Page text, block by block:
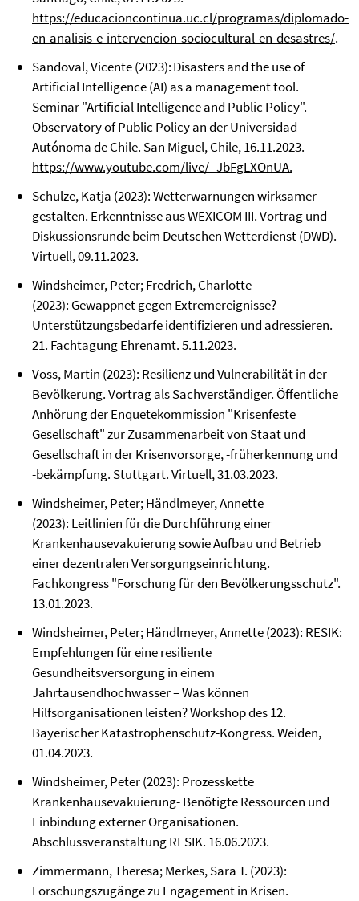
https://educacioncontinua.uc.cl/programas/diplomado-
en-analisis-e-intervencion-sociocultural-en-desastres/.
Sandoval, Vicente (2023): Disasters and the use of
Artificial Intelligence (AI) as a management tool.
Seminar "Artificial Intelligence and Public Policy".
Observatory of Public Policy an der Universidad
Autónoma de Chile. San Miguel, Chile, 16.11.2023.
https://www.youtube.com/live/_JbFgLXOnUA.
Schulze, Katja (2023): Wetterwarnungen wirksamer
gestalten. Erkenntnisse aus WEXICOM III. Vortrag und
Diskussionsrunde beim Deutschen Wetterdienst (DWD).
Virtuell, 09.11.2023.
Windsheimer, Peter; Fredrich, Charlotte
(2023): Gewappnet gegen Extremereignisse? -
Unterstützungsbedarfe identifizieren und adressieren.
21. Fachtagung Ehrenamt. 5.11.2023.
Voss, Martin (2023): Resilienz und Vulnerabilität in der
Bevölkerung. Vortrag als Sachverständiger. Öffentliche
Anhörung der Enquetekommission "Krisenfeste
Gesellschaft" zur Zusammenarbeit von Staat und
Gesellschaft in der Krisenvorsorge, -früherkennung und
-bekämpfung. Stuttgart. Virtuell, 31.03.2023.
Windsheimer, Peter; Händlmeyer, Annette
(2023): Leitlinien für die Durchführung einer
Krankenhausevakuierung sowie Aufbau und Betrieb
einer dezentralen Versorgungseinrichtung.
Fachkongress "Forschung für den Bevölkerungsschutz".
13.01.2023.
Windsheimer, Peter; Händlmeyer, Annette (2023): RESIK:
Empfehlungen für eine resiliente
Gesundheitsversorgung in einem
Jahrtausendhochwasser – Was können
Hilfsorganisationen leisten? Workshop des 12.
Bayerischer Katastrophenschutz-Kongress. Weiden,
01.04.2023.
Windsheimer, Peter (2023): Prozesskette
Krankenhausevakuierung- Benötigte Ressourcen und
Einbindung externer Organisationen.
Abschlussveranstaltung RESIK. 16.06.2023.
Zimmermann, Theresa; Merkes, Sara T. (2023):
Forschungszugänge zu Engagement in Krisen.